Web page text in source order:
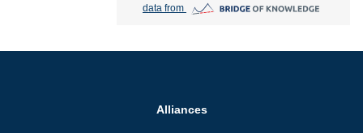
data from Bridge of Knowledge open in new tab
Alliances